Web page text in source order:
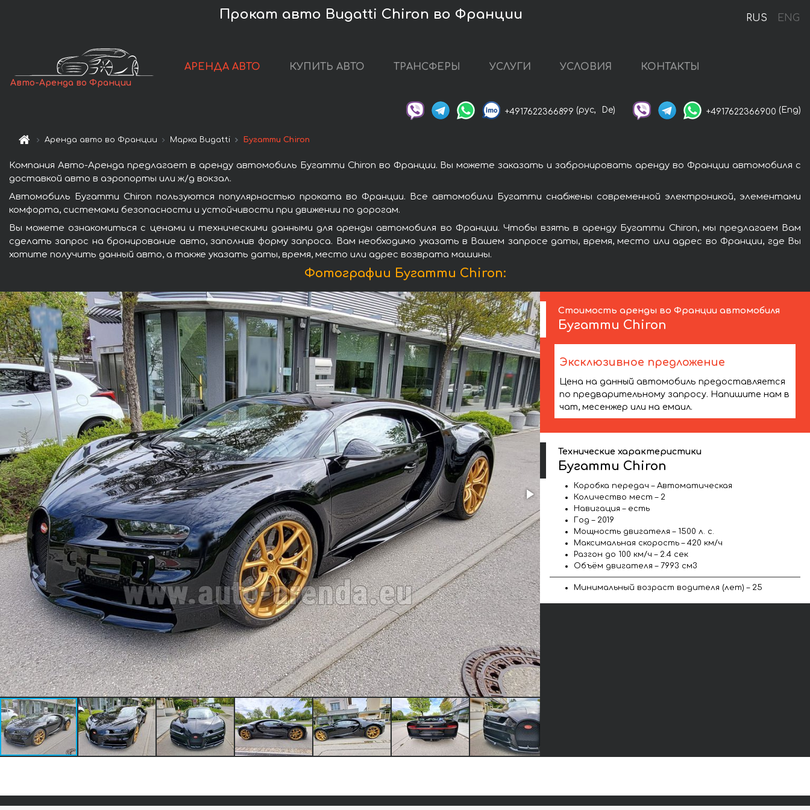
RUS ENG
Прокат авто Bugatti Chiron во Франции
Авто-Аренда во Франции
АРЕНДА АВТО КУПИТЬ АВТО ТРАНСФЕРЫ УСЛУГИ УСЛОВИЯ КОНТАКТЫ
+4917622366899 (рус, De) +4917622366900 (Eng)
Аренда авто во Франции Марка Bugatti Бугатти Chiron
Компания Авто-Аренда предлагает в аренду автомобиль Бугатти Chiron во Франции. Вы можете заказать и забронировать аренду во Франции автомобиля с
доставкой авто в аэропорты или ж/д вокзал.
Автомобиль Бугатти Chiron пользуются популярностью проката во Франции. Все автомобили Бугатти снабжены современной электроникой, элементами
комфорта, системами безопасности и устойчивости при движении по дорогам.
Вы можете ознакомиться с ценами и техническими данными для аренды автомобиля во Франции. Чтобы взять в аренду Бугатти Chiron, мы предлагаем Вам
сделать запрос на бронирование авто, заполнив форму запроса. Вам необходимо указать в Вашем запросе даты, время, место или адрес во Франции, где Вы
хотите получить данный авто, а также указать даты, время, место или адрес возврата машины.
Фотографии Бугатти Chiron:
Стоимость аренды во Франции автомобиля
Бугатти Chiron
Эксклюзивное предложение
Цена на данный автомобиль предоставляется
по предварительному запросу. Напишите нам в
чат, месенжер или на емаил.
Технические характеристики
Бугатти Chiron
Коробка передач – Автоматическая
Количество мест – 2
Навигация – есть
Год – 2019
Мощность двигателя – 1500 л. с.
Максимальная скорость – 420 км/ч
Разгон до 100 км/ч – 2.4 сек
Объём двигателя – 7993 см3
Минимальный возраст водителя (лет) – 25